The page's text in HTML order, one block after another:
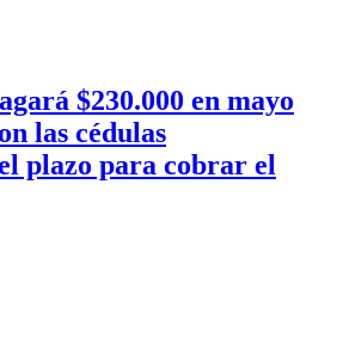
$230.000 en mayo
las cédulas
plazo para cobrar el